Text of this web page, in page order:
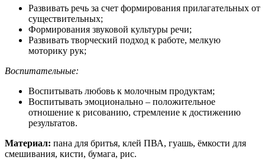
Развивать речь за счет формирования прилагательных от
существительных;
Формирования звуковой культуры речи;
Развивать творческий подход к работе, мелкую
моторику рук;
Воспитательные:
Воспитывать любовь к молочным продуктам;
Воспитывать эмоционально – положительное
отношение к рисованию, стремление к достижению
результатов.
Материал: пана для бритья, клей ПВА, гуашь, ёмкости для
смешивания, кисти, бумага, рис.